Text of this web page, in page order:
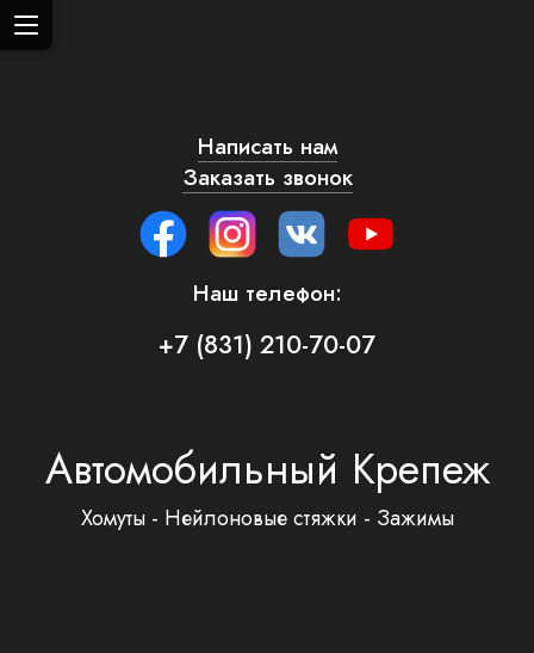
Написать нам
Заказать звонок
Наш телефон:
+7 (831) 210-70-07
Автомобильный Крепеж
Хомуты - Нейлоновые стяжки - Зажимы